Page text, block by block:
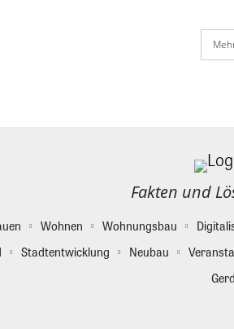
Fakten und
Wohnen Wohnungsbau
Stadtentwicklung Neubau